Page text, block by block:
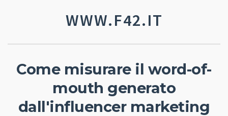
WWW.F42.IT
Come misurare il word-of-
mouth generato
dall'influencer marketing